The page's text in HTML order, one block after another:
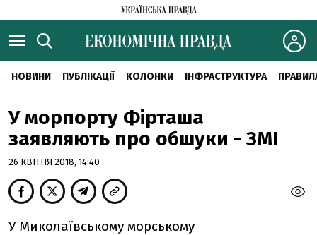
НОВИНИ ПУБЛІКАЦІЇ КОЛОНКИ ІНФРАСТРУКТУРА
У морпорту Фірташа
заявляють про обшуки - ЗМІ
26 КВІТНЯ 2018, 14:40
У Миколаївському морському